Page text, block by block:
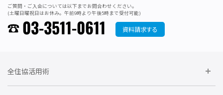
ご質問・ご入会については以下までお問合わせください。
(土曜日曜祝日はお休み。午前9時より午後5時まで受付可能)
03-3511-0611 資料請求する
全住協活用術